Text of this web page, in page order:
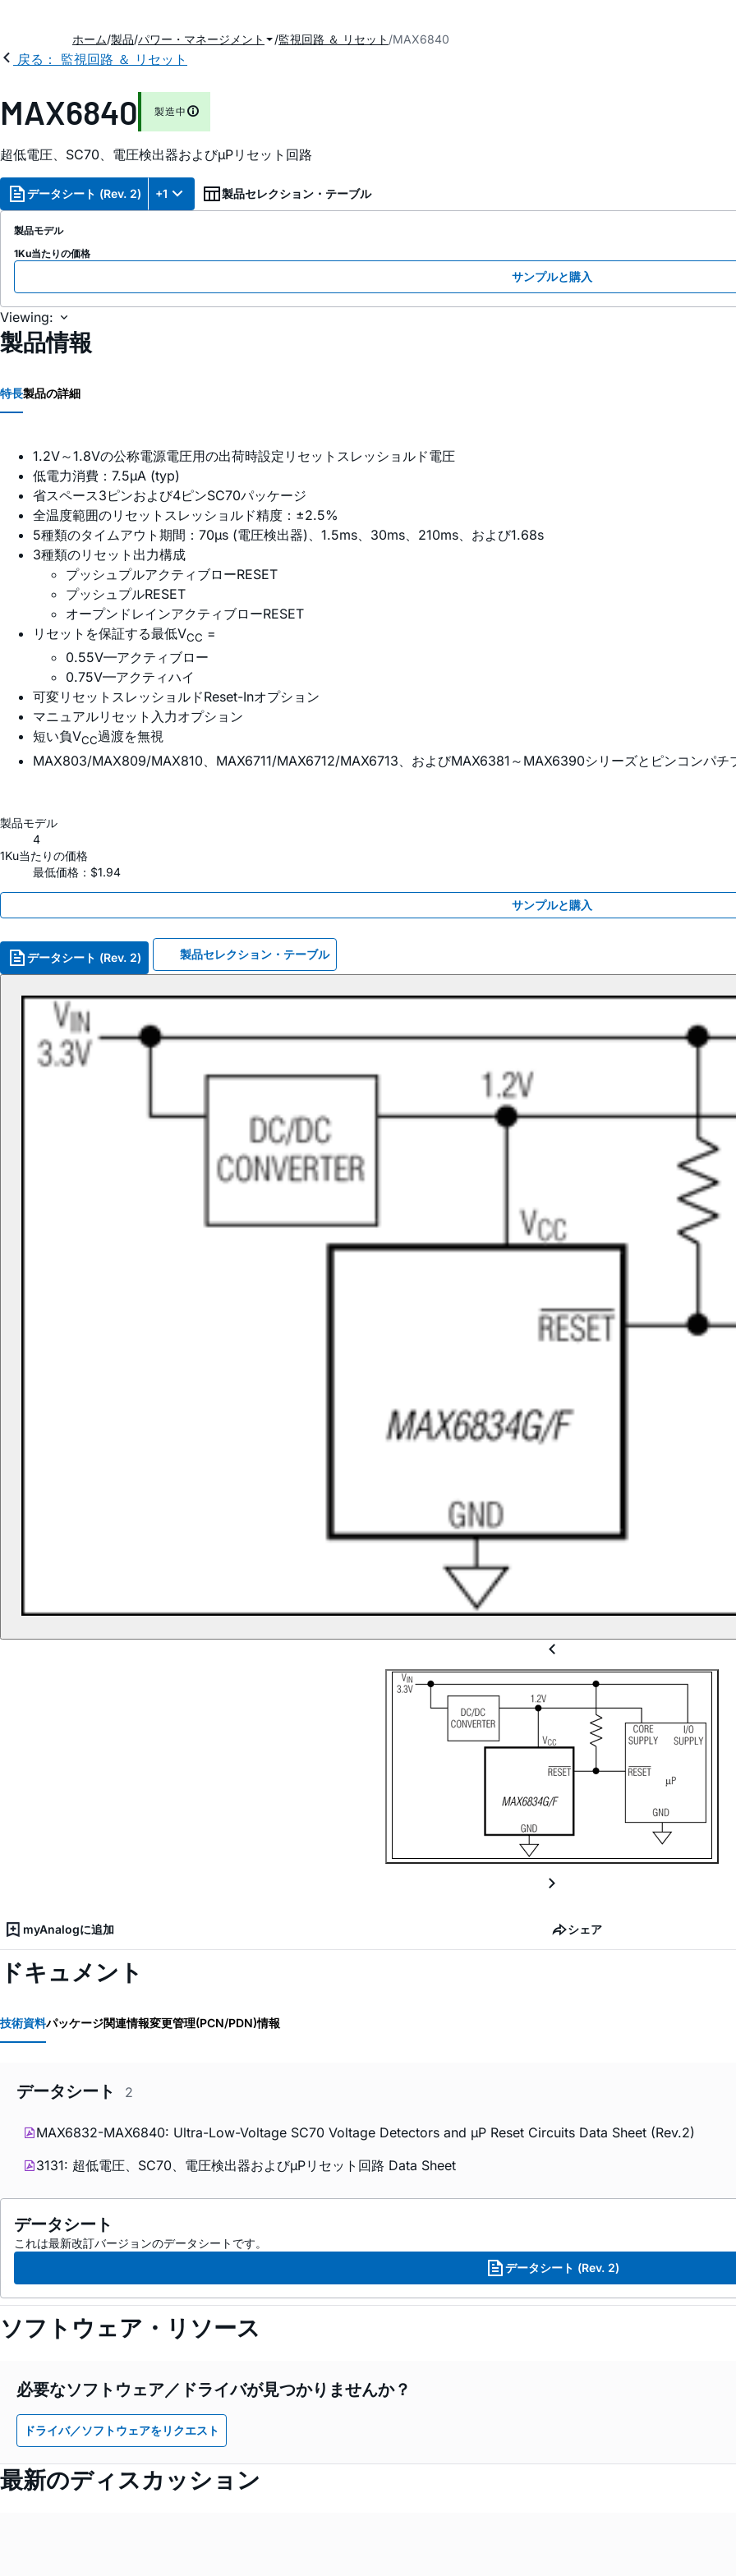
ホーム 製品 パワー・マネージメント 監視回路 ＆ リセット MAX6840
戻る： 監視回路 ＆ リセット
MAX6840 製造中
超低電圧、SC70、電圧検出器およびµPリセット回路
データシート (Rev. 2) +1 製品セレクション・テーブル
製品モデル
1Ku当たりの価格
サンプルと購入
Viewing:
製品情報
特長製品の詳細
1.2V～1.8Vの公称電源電圧用の出荷時設定リセットスレッショルド電圧
低電力消費：7.5µA (typ)
省スペース3ピンおよび4ピンSC70パッケージ
全温度範囲のリセットスレッショルド精度：±2.5%
5種類のタイムアウト期間：70µs (電圧検出器)、1.5ms、30ms、210ms、および1.68s
3種類のリセット出力構成
プッシュプルアクティブローRESET
プッシュプルRESET
オープンドレインアクティブローRESET
リセットを保証する最低VCC =
0.55V—アクティブロー
0.75V—アクティハイ
可変リセットスレッショルドReset-Inオプション
マニュアルリセット入力オプション
短い負VCC過渡を無視
MAX803/MAX809/MAX810、MAX6711/MAX6712/MAX6713、およびMAX6381～MAX6390シリーズとピンコンパチ
製品モデル
4
1Ku当たりの価格
最低価格：$1.94
サンプルと購入
データシート (Rev. 2) 製品セレクション・テーブル
myAnalogに追加 シェア
ドキュメント
技術資料パッケージ関連情報変更管理(PCN/PDN)情報
データシート 2
MAX6832-MAX6840: Ultra-Low-Voltage SC70 Voltage Detectors and µP Reset Circuits Data Sheet (Rev.2)
3131: 超低電圧、SC70、電圧検出器およびµPリセット回路 Data Sheet
データシート
これは最新改訂バージョンのデータシートです。
データシート (Rev. 2)
ソフトウェア・リソース
必要なソフトウェア／ドライバが見つかりませんか？
ドライバ／ソフトウェアをリクエスト
最新のディスカッション